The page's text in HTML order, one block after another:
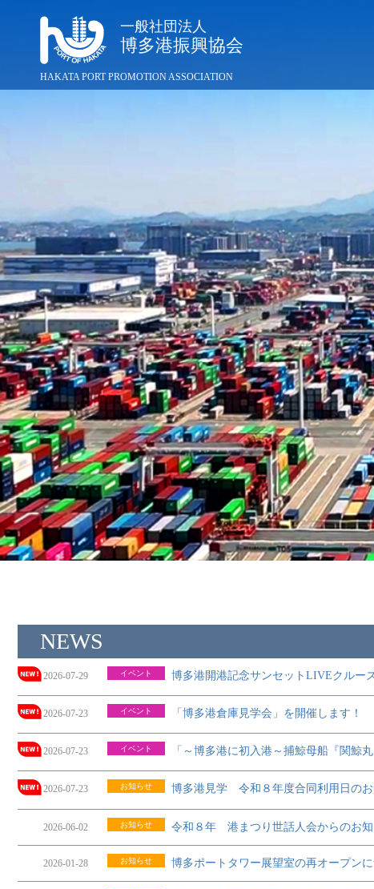
一般社団法人
博多港振興協会
HAKATA PORT PROMOTION ASSOCIATION
NEWS
2026-07-29 イベント 博多港開港記念サンセットLIVEクルー
2026-07-23 イベント 「博多港倉庫見学会」を開催します！
2026-07-23 イベント 「～博多港に初入港～捕鯨母船『関鯨
2026-07-23 お知らせ 博多港見学 令和８年度合同利用日の
2026-06-02 お知らせ 令和８年 港まつり世話人会からのお
2026-01-28 お知らせ 博多ポートタワー展望室の再オープン